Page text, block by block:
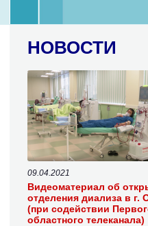
НОВОСТИ
09.04.2021
Видеоматериал об
отделения диализа в г.
(при содействии
областного телеканала)